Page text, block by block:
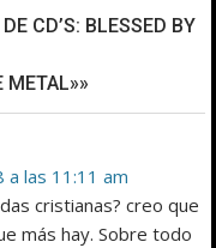
CD’S: BLESSED BY
METAL»»
las 11:11 am
cristianas? creo que
más hay. Sobre todo